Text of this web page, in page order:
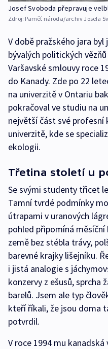
Josef Svoboda přepravuje
Zdroj: Paměť národa/archiv Josefa
V době pražského jara
bývalých politických
Varšavské smlouvy roce
do Kanady. Zde po 22
na univerzitě v Ontariu
pokračoval ve studiu na
největší část své
univerzitě, kde se
ekologii.
Třetina století u
Se svými studenty třicet
Tamní tvrdé podmínky
útrapami v uranových
pohled připomíná
země bez stébla trávy,
barevné krajky lišejníku.
i jistá analogie s
konzervy z ešusů, sprcha
barelů. Jsem ale typ
kteří říkali, že jsou doma
potvrdil.
V roce 1994 mu